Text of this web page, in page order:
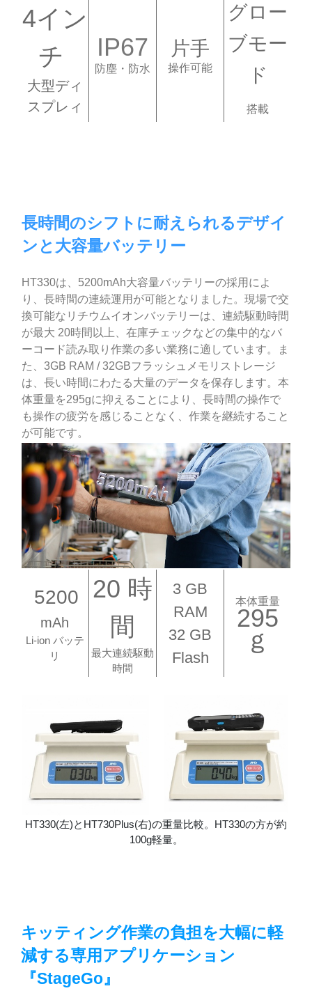
4イン
チ
大型ディ
スプレィ
IP67
防塵・防水
片手
操作可能
グロー
ブモー
ド
搭載
長時間のシフトに耐えられるデザイ
ンと大容量バッテリー
HT330は、5200mAh大容量バッテリーの採用によ
り、長時間の連続運用が可能となりました。現場で交
換可能なリチウムイオンバッテリーは、連続駆動時間
が最大 20時間以上、在庫チェックなどの集中的なバ
ーコード読み取り作業の多い業務に適しています。ま
た、3GB RAM / 32GBフラッシュメモリストレージ
は、長い時間にわたる大量のデータを保存します。本
体重量を295gに抑えることにより、長時間の操作で
も操作の疲労を感じることなく、作業を継続すること
が可能です。
5200
mAh
Li-ion バッテ
リ
20 時
間
最大連続駆動
時間
3 GB
RAM
32 GB
Flash
本体重量
295
ｇ
HT330(左)とHT730Plus(右)の重量比較。HT330の方が約
100g軽量。
キッティング作業の負担を大幅に軽
減する専用 アプリケーション
『StageGo』